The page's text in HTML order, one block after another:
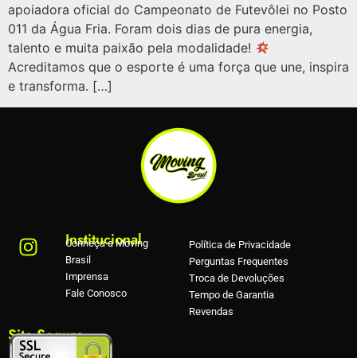
apoiadora oficial do Campeonato de Futevôlei no Posto
011 da Água Fria. Foram dois dias de pura energia,
talento e muita paixão pela modalidade!
Acreditamos que o esporte é uma força que une, inspira
e transforma. […]
Institucional
Conheça a Moving
Brasil
Imprensa
Fale Conosco
Política de Privacidade
Perguntas Frequentes
Troca de Devoluções
Tempo de Garantia
Revendas
Site Seguro